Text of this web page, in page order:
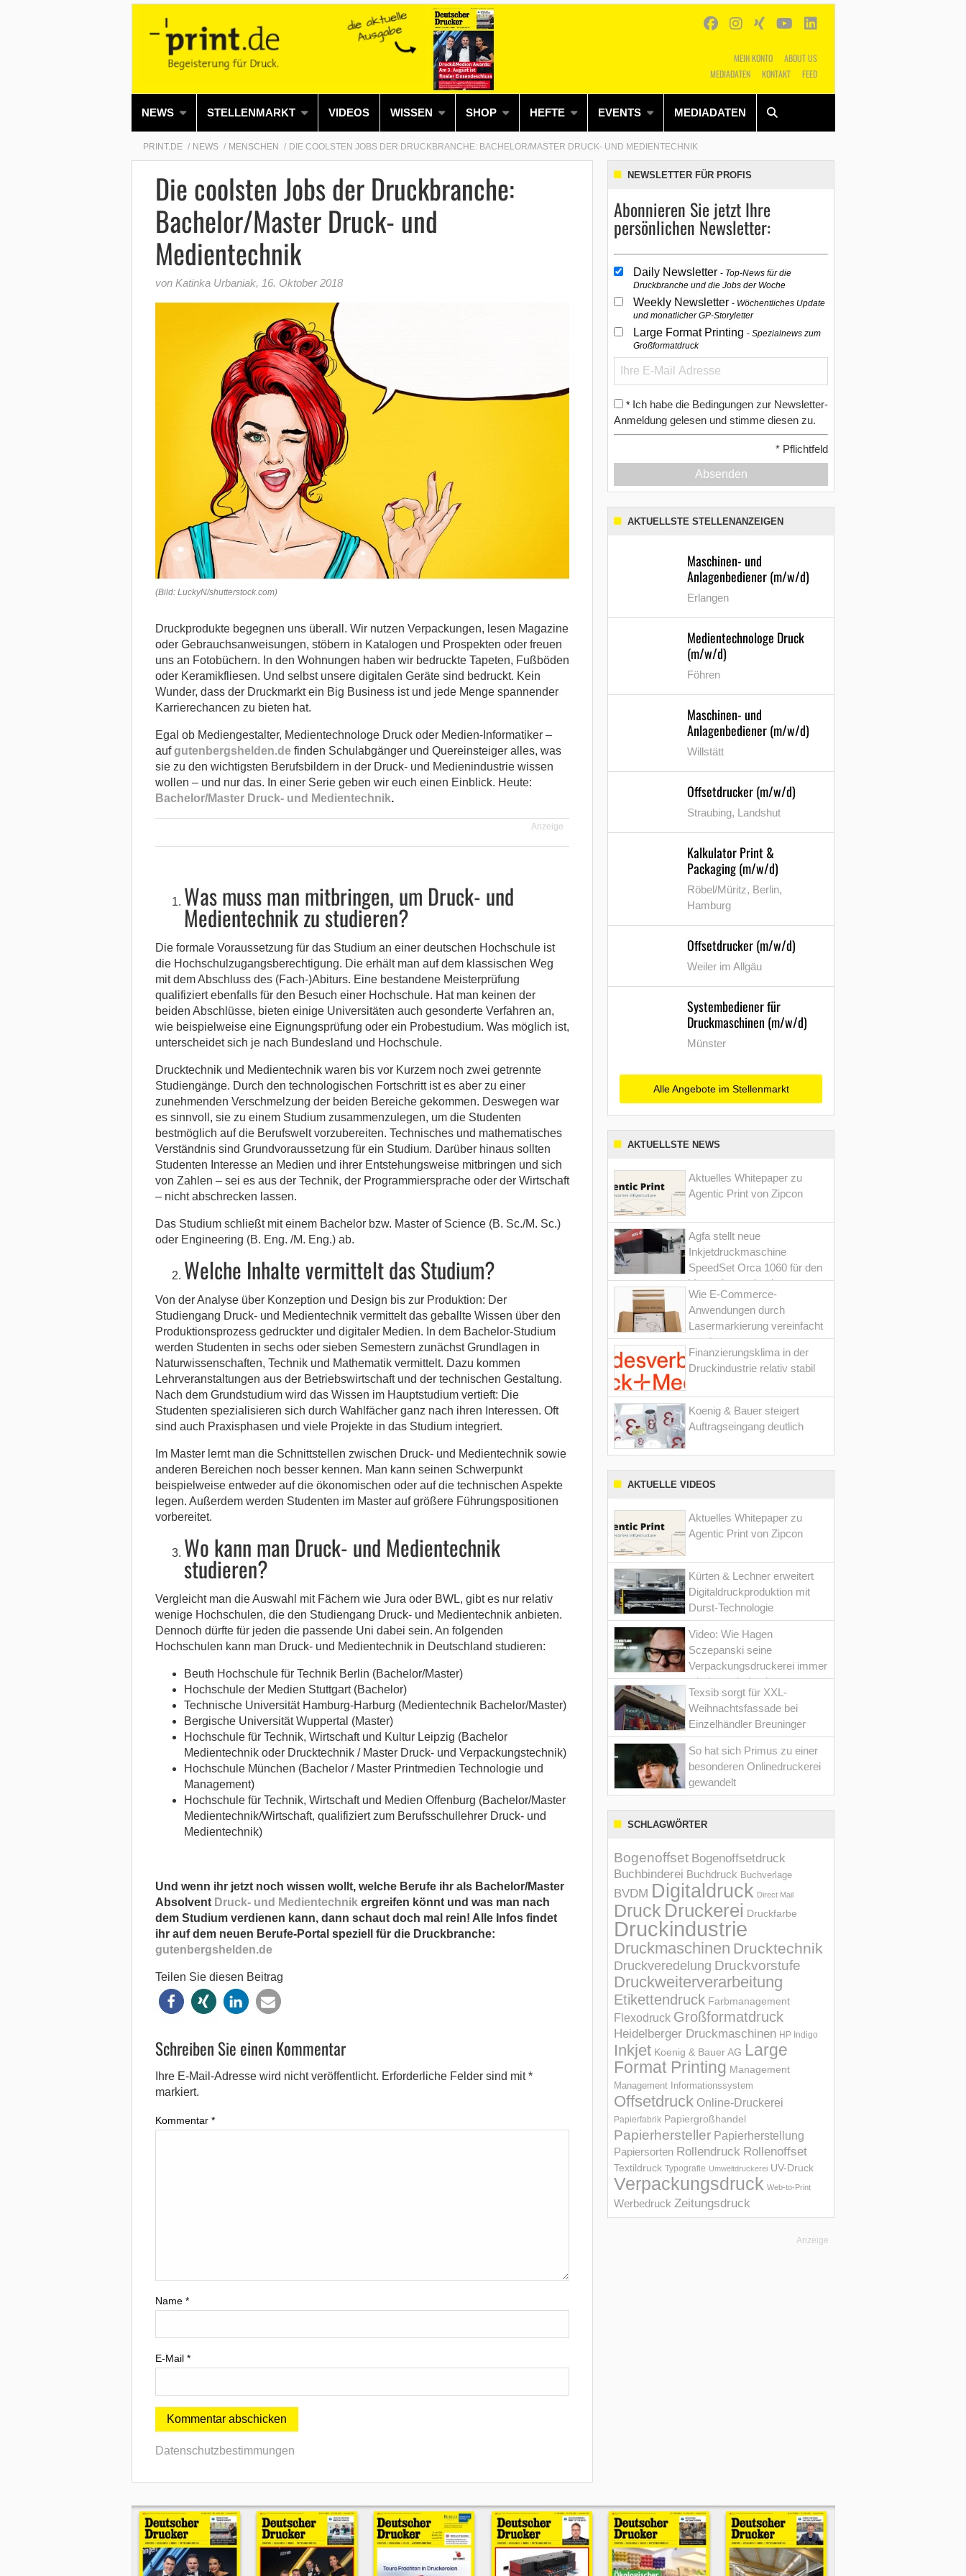
MEIN KONTO
ABOUT US
MEDIADATEN
KONTAKT FEED
NEWS STELLENMARKT VIDEOS WISSEN SHOP HEFTE EVENTS MEDIADATEN
Alles Shop SUCHEN
PRINT.DE NEWS MENSCHEN DIE COOLSTEN JOBS DER DRUCKBRANCHE: BACHELOR/MASTER DRUCK- UND MEDIENTECHNIK
Die coolsten Jobs der Druckbranche:
Bachelor/Master Druck- und
Medientechnik
von Katinka Urbaniak, 16. Oktober 2018
(Bild: LuckyN/shutterstock.com)
Druckprodukte begegnen uns überall. Wir nutzen Verpackungen, lesen Magazine
oder Gebrauchsanweisungen, stöbern in Katalogen und Prospekten oder freuen
uns an Fotobüchern. In den Wohnungen haben wir bedruckte Tapeten, Fußböden
oder Keramikfliesen. Und selbst unsere digitalen Geräte sind bedruckt. Kein
Wunder, dass der Druckmarkt ein Big Business ist und jede Menge spannender
Karrierechancen zu bieten hat.
Egal ob Mediengestalter, Medientechnologe Druck oder Medien-Informatiker –
aufgutenbergshelden.definden Schulabgänger und Quereinsteiger alles, was
sie zu den wichtigsten Berufsbildern in der Druck- und Medienindustrie wissen
wollen – und nur das. In einer Serie geben wir euch einen Einblick. Heute:
Bachelor/Master Druck- und Medientechnik.
Anzeige
Was muss man mitbringen, um Druck- und
Medientechnik zu studieren?
Die formale Voraussetzung für das Studium an einer deutschen Hochschule ist
die Hochschulzugangsberechtigung. Die erhält man auf dem klassischen Weg
mit dem Abschluss des (Fach-)Abiturs. Eine bestandene Meisterprüfung
qualifiziert ebenfalls für den Besuch einer Hochschule. Hat man keinen der
beiden Abschlüsse, bieten einige Universitäten auch gesonderte Verfahren an,
wie beispielweise eine Eignungsprüfung oder ein Probestudium. Was möglich ist,
unterscheidet sich je nach Bundesland und Hochschule.
Drucktechnik und Medientechnik waren bis vor Kurzem noch zwei getrennte
Studiengänge. Durch den technologischen Fortschritt ist es aber zu einer
zunehmenden Verschmelzung der beiden Bereiche gekommen. Deswegen war
es sinnvoll, sie zu einem Studium zusammenzulegen, um die Studenten
bestmöglich auf die Berufswelt vorzubereiten. Technisches und mathematisches
Verständnis sind Grundvoraussetzung für ein Studium. Darüber hinaus sollten
Studenten Interesse an Medien und ihrer Entstehungsweise mitbringen und sich
von Zahlen – sei es aus der Technik, der Programmiersprache oder der Wirtschaft
– nicht abschrecken lassen.
Das Studium schließt mit einem Bachelor bzw. Master of Science (B. Sc./M. Sc.)
oder Engineering (B. Eng. /M. Eng.) ab.
Welche Inhalte vermittelt das Studium?
Von der Analyse über Konzeption und Design bis zur Produktion: Der
Studiengang Druck- und Medientechnik vermittelt das geballte Wissen über den
Produktionsprozess gedruckter und digitaler Medien. In dem Bachelor-Studium
werden Studenten in sechs oder sieben Semestern zunächst Grundlagen in
Naturwissenschaften, Technik und Mathematik vermittelt. Dazu kommen
Lehrveranstaltungen aus der Betriebswirtschaft und der technischen Gestaltung.
Nach dem Grundstudium wird das Wissen im Hauptstudium vertieft: Die
Studenten spezialisieren sich durch Wahlfächer ganz nach ihren Interessen. Oft
sind auch Praxisphasen und viele Projekte in das Studium integriert.
Im Master lernt man die Schnittstellen zwischen Druck- und Medientechnik sowie
anderen Bereichen noch besser kennen. Man kann seinen Schwerpunkt
beispielweise entweder auf die ökonomischen oder auf die technischen Aspekte
legen. Außerdem werden Studenten im Master auf größere Führungspositionen
vorbereitet.
Wo kann man Druck- und Medientechnik
studieren?
Vergleicht man die Auswahl mit Fächern wie Jura oder BWL, gibt es nur relativ
wenige Hochschulen, die den Studiengang Druck- und Medientechnik anbieten.
Dennoch dürfte für jeden die passende Uni dabei sein. An folgenden
Hochschulen kann man Druck- und Medientechnik in Deutschland studieren:
Beuth Hochschule für Technik Berlin (Bachelor/Master)
Hochschule der Medien Stuttgart (Bachelor)
Technische Universität Hamburg-Harburg (Medientechnik Bachelor/Master)
Bergische Universität Wuppertal (Master)
Hochschule für Technik, Wirtschaft und Kultur Leipzig (Bachelor
Medientechnik oder Drucktechnik / Master Druck- und Verpackungstechnik)
Hochschule München (Bachelor / Master Printmedien Technologie und
Management)
Hochschule für Technik, Wirtschaft und Medien Offenburg (Bachelor/Master
Medientechnik/Wirtschaft, qualifiziert zum Berufsschullehrer Druck- und
Medientechnik)
Und wenn ihr jetzt noch wissen wollt, welche Berufe ihr als Bachelor/Master
Absolvent Druck- und Medientechnikergreifen könnt und was man nach
dem Studium verdienen kann, dann schaut doch mal rein! Alle Infos findet
ihr auf dem neuen Berufe-Portal speziell für die Druckbranche:
gutenbergshelden.de
Teilen Sie diesen Beitrag
Schreiben Sie einen Kommentar
Ihre E-Mail-Adresse wird nicht veröffentlicht. Erforderliche Felder sind mit*
markiert.
Kommentar *
Name *
E-Mail *
Datenschutzbestimmungen
NEWSLETTER FÜR PROFIS
Abonnieren Sie jetzt Ihre
persönlichen Newsletter:
Daily Newsletter Top-News für die
Druckbranche und die Jobs der Woche
Weekly Newsletter Wöchentliches Update
und monatlicher GP-Storyletter
Large Format Printing Spezialnews zum
Großformatdruck
* Ich habe die Bedingungen zur Newsletter-
Anmeldung gelesen und stimme diesen zu.
* Pflichtfeld
Absenden
AKTUELLSTE STELLENANZEIGEN
Maschinen- und
Anlagenbediener (m/w/d)
Erlangen
Medientechnologe Druck
(m/w/d)
Föhren
Maschinen- und
Anlagenbediener (m/w/d)
Willstätt
Offsetdrucker (m/w/d)
Straubing, Landshut
Kalkulator Print &
Packaging (m/w/d)
Röbel/Müritz, Berlin,
Hamburg
Offsetdrucker (m/w/d)
Weiler im Allgäu
Systembediener für
Druckmaschinen (m/w/d)
Münster
Alle Angebote im Stellenmarkt
AKTUELLSTE NEWS
Aktuelles Whitepaper zu
Agentic Print von Zipcon
Agfa stellt neue
Inkjetdruckmaschine
SpeedSet Orca 1060 für den
Verpackungsdruck vor
Wie E-Commerce-
Anwendungen durch
Lasermarkierung vereinfacht
werden
Finanzierungsklima in der
Druckindustrie relativ stabil
Koenig & Bauer steigert
Auftragseingang deutlich
AKTUELLE VIDEOS
Aktuelles Whitepaper zu
Agentic Print von Zipcon
Kürten & Lechner erweitert
Digitaldruckproduktion mit
Durst-Technologie
Video: Wie Hagen
Sczepanski seine
Verpackungsdruckerei immer
wieder optimiert hat
Texsib sorgt für XXL-
Weihnachtsfassade bei
Einzelhändler Breuninger
So hat sich Primus zu einer
besonderen Onlinedruckerei
gewandelt
SCHLAGWÖRTER
Bogenoffset Bogenoffsetdruck
Buchbinderei Buchdruck Buchverlage
BVDM Digitaldruck Direct Mail
Druck Druckerei Druckfarbe
Druckindustrie
Druckmaschinen Drucktechnik
Druckveredelung Druckvorstufe
Druckweiterverarbeitung
Etikettendruck Farbmanagement
Flexodruck Großformatdruck
Heidelberger Druckmaschinen HP Indigo
Inkjet Koenig & Bauer AG Large
Format Printing Management
Management Informations­system
Offsetdruck Online-Druckerei
Papierfabrik Papiergroßhandel
Papierhersteller Papierherstellung
Papiersorten Rollendruck Rollenoffset
Textildruck Typografie Umweltdruckerei UV-Druck
Verpackungsdruck Web-to-Print
Werbedruck Zeitungsdruck
Anzeige